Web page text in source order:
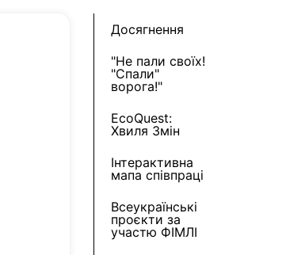
Досягнення
"Не пали своїх!
"Спали"
ворога!"
EcoQuest:
Хвиля Змін
Інтерактивна
мапа співпраці
Всеукраїнські
проєкти за
участю ФІМЛІ